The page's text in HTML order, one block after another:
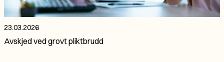
23.03.2026
Avskjed ved grovt pliktbrudd